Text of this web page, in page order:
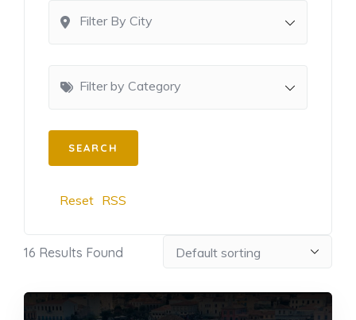
Filter By City
Filter by Category
Reset RSS
16 Results Found